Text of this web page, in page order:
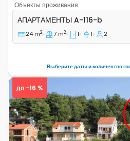
Объекты проживания:
Однокомнатные
АПАРТАМЕНТЫ A-116-b
24 m2 7 m2 1 1 2
Выберите даты и количество
до -16 %